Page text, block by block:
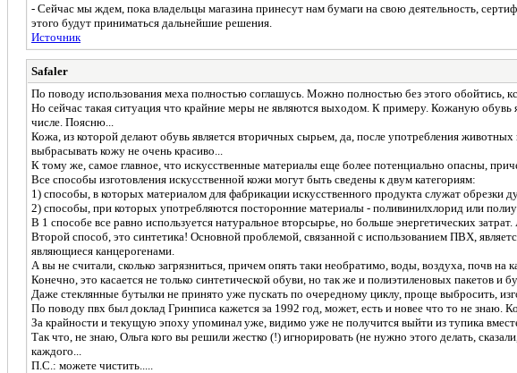
- Сейчас мы ждем, пока владельцы магазина принесут нам бумаги на свою деятельность,
этого будут приниматься дальнейшие решения.
Источник
Safaler
По поводу использования меха полностью соглашусь. Можно полностью без этого обойтись,
Но сейчас такая ситуация что крайние меры не являются выходом. К примеру. Кожаную обувь
числе. Поясню...
Кожа, из которой делают обувь является вторичных сырьем, да, после употребления
выбрасывать кожу не очень красиво...
К тому же, самое главное, что искусственные материалы еще более потенциально опасны,
Все способы изготовления искусственной кожи могут быть сведены к двум категориям:
1) способы, в которых материалом для фабрикации искусственного продукта служат обрезки
2) способы, при которых употребляются посторонние материалы - поливинилхлорид или
В 1 способе все равно используется натуральное вторсырье, но больше энергетических
Второй способ, это синтетика! Основной проблемой, связанной с использованием ПВХ,
являющиеся канцерогенами.
А вы не считали, сколько загрязниться, причем опять таки необратимо, воды, воздуха, почв на
Конечно, это касается не только синтетической обуви, но так же и полиэтиленовых пакетов
Даже стеклянные бутылки не принято уже пускать по очередному циклу, проще выбросить,
По поводу пвх был доклад Гринписа кажется за 1992 год, может, есть и новее что то не знаю.
За крайности и текущую эпоху упоминал уже, видимо уже не получится выйти из тупика
Так что, не знаю, Ольга кого вы решили жестко (!) игнорировать (не нужно этого делать,
каждого...
П.С.: можете чистить.....